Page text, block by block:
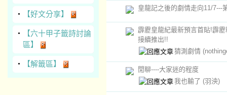
‧ 【好文分享】
‧
【六十甲子籤詩討論
區】
‧ 【解籤區】
皇龍記之後的劇情走向11/7---
霹靂皇龍紀最新預言首貼!霹
接續推出!!
猜測劇情
閒聊----大家迷的程度
我也輸了 (羽泱)